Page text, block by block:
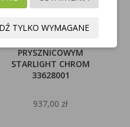
GROHE ESSENCE NEW
ŚCIENNA Z
PRYSZNICOWYM
STARLIGHT CHROM
33628001
937,00 zł
TYLKO WYMAGANE